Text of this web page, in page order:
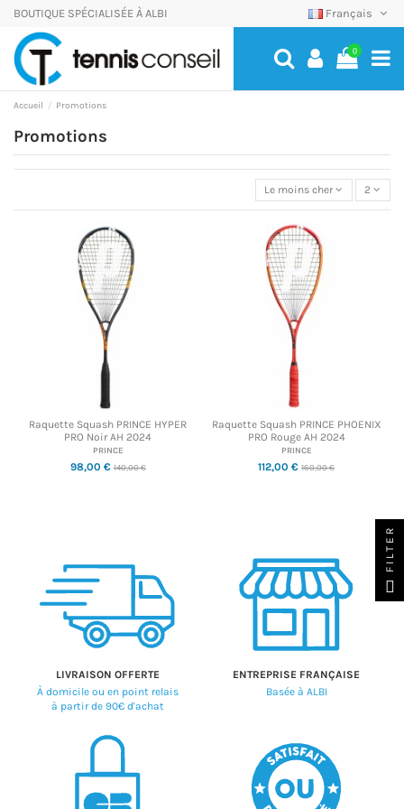
BOUTIQUE SPÉCIALISÉE À ALBI Français
0
Accueil Promotions
Promotions
Le moins cher 2
Raquette Squash PRINCE HYPER
PRO Noir AH 2024
PRINCE
98,00 €140,00 €
Raquette Squash PRINCE PHOENIX
PRO Rouge AH 2024
PRINCE
112,00 € 160,00 €
LIVRAISON OFFERTE
À domicile ou en point relais
à partir de 90€ d'achat
ENTREPRISE FRANÇAISE
Basée à ALBI
FILTER